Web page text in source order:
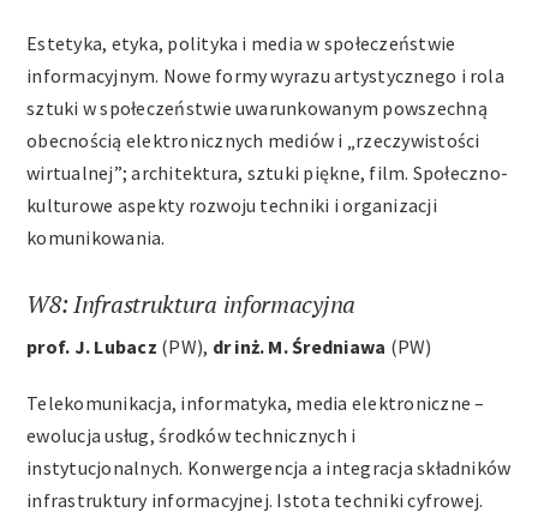
Estetyka, etyka, polityka i media w społeczeństwie
informacyjnym. Nowe formy wyrazu artystycznego i rola
sztuki w społeczeństwie uwarunkowanym powszechną
obecnością elektronicznych mediów i „rzeczywistości
wirtualnej”; architektura, sztuki piękne, film. Społeczno-
kulturowe aspekty rozwoju techniki i organizacji
komunikowania.
W8: Infrastruktura informacyjna
prof. J. Lubacz (PW), dr inż. M. Średniawa (PW)
Telekomunikacja, informatyka, media elektroniczne –
ewolucja usług, środków technicznych i
instytucjonalnych. Konwergencja a integracja składników
infrastruktury informacyjnej. Istota techniki cyfrowej.